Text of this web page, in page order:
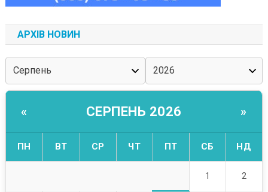
АРХІВ НОВИН
« СЕРПЕНЬ 2026 »
ПН ВТ СР ЧТ ПТ СБ НД
1 2